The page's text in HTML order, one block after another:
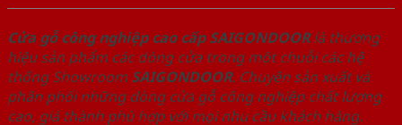
Cửa gỗ công nghiệp cao cấp SAIGONDOORlà thương
hiệu sản phẩm các dòng cửa trong một chuỗi các hệ
thống Showroom SAIGONDOOR. Chuyên sản xuất và
phân phối những dòng cửa gỗ công nghiệp chất lượng
cao, giá thành phù hợp với mọi nhu cầu khách hàng.